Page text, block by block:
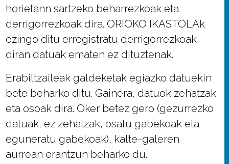
horietann sartzeko beharrezkoak eta
derrigorrezkoak dira. ORIOKO IKASTOLAk
ezingo ditu erregistratu derrigorrezkoak
diran datuak ematen ez dituztenak.
Erabiltzaileak galdeketak egiazko datuekin
bete beharko ditu. Gainera, datuok zehatzak
eta osoak dira. Oker betez gero (gezurrezko
datuak, ez zehatzak, osatu gabekoak eta
eguneratu gabekoak), kalte-galeren
aurrean erantzun beharko du.